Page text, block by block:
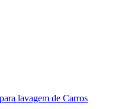
lavagem de Carros